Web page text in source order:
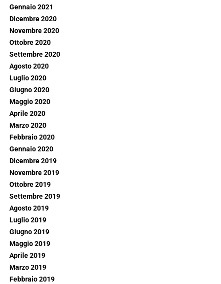
Gennaio 2021
Dicembre 2020
Novembre 2020
Ottobre 2020
Settembre 2020
Agosto 2020
Luglio 2020
Giugno 2020
Maggio 2020
Aprile 2020
Marzo 2020
Febbraio 2020
Gennaio 2020
Dicembre 2019
Novembre 2019
Ottobre 2019
Settembre 2019
Agosto 2019
Luglio 2019
Giugno 2019
Maggio 2019
Aprile 2019
Marzo 2019
Febbraio 2019